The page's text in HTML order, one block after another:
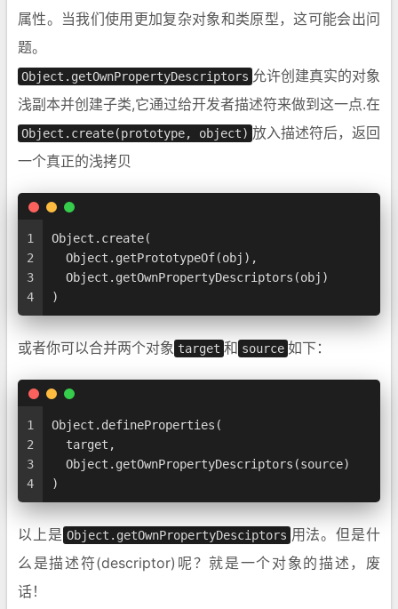
属性。当我们使用更加复杂对象和类原型，这可能会出问
题。
Object.getOwnPropertyDescriptors 允许创建真实的对象
浅副本并创建子类,它通过给开发者描述符来做到这一点.在
Object.create(prototype, object) 放入描述符后，返回
一个真正的浅拷贝
1
2
3
4
Object.create(
  Object.getPrototypeOf(obj),
  Object.getOwnPropertyDescriptors(obj)
)
或者你可以合并两个对象 target 和 source 如下：
1
2
3
4
Object.defineProperties(
  target,
  Object.getOwnPropertyDescriptors(source)
)
以上是 Object.getOwnPropertyDesciptors 用法。但是什
么是描述符(descriptor)呢？就是一个对象的描述，废
话！